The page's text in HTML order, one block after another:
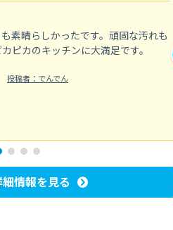
素晴らしかったです。頑固な汚れも
ピカのキッチンに大満足です。
投稿者：でんでん
情報を見る